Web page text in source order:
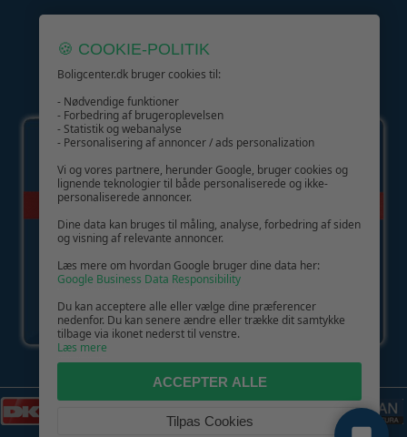
GIV GLÆDE MED ET GAVEKORT!
🍪 COOKIE-POLITIK
Boligcenter.dk bruger cookies til:
- Nødvendige funktioner
- Forbedring af brugeroplevelsen
- Statistik og webanalyse
- Personalisering af annoncer / ads personalization
Vi og vores partnere, herunder Google, bruger cookies og
lignende teknologier til både personaliserede og ikke-
personaliserede annoncer.
Dine data kan bruges til måling, analyse, forbedring af siden
og visning af relevante annoncer.
Læs mere om hvordan Google bruger dine data her:
Google Business Data Responsibility
Du kan acceptere alle eller vælge dine præferencer
nedenfor. Du kan senere ændre eller trække dit samtykke
tilbage via ikonet nederst til venstre.
Læs mere
ACCEPTER ALLE
Tilpas Cookies